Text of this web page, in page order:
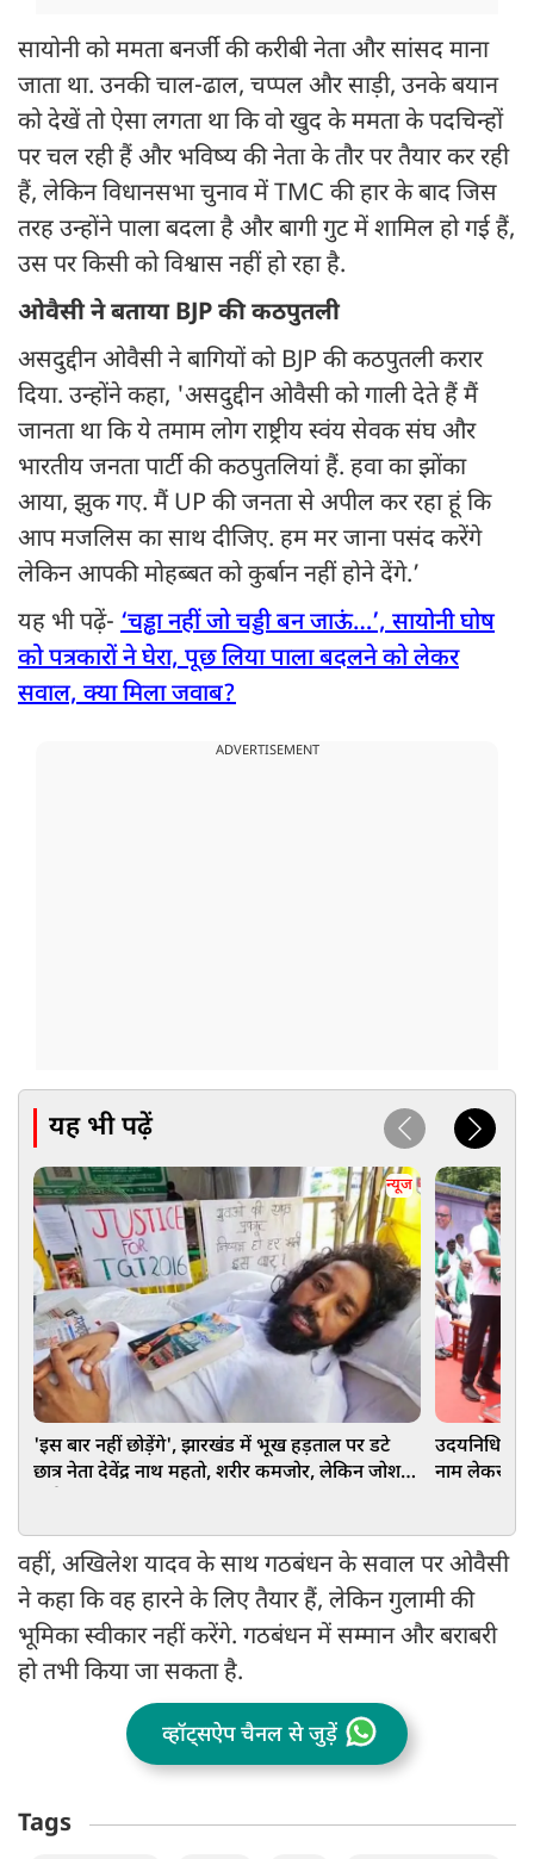
सायोनी को ममता बनर्जी की करीबी नेता और सांसद माना
जाता था. उनकी चाल-ढाल, चप्पल और साड़ी, उनके बयान
को देखें तो ऐसा लगता था कि वो खुद के ममता के पदचिन्हों
पर चल रही हैं और भविष्य की नेता के तौर पर तैयार कर रही
हैं, लेकिन विधानसभा चुनाव में TMC की हार के बाद जिस
तरह उन्होंने पाला बदला है और बागी गुट में शामिल हो गई हैं,
उस पर किसी को विश्वास नहीं हो रहा है.
ओवैसी ने बताया BJP की कठपुतली
असदुद्दीन ओवैसी ने बागियों को BJP की कठपुतली करार
दिया. उन्होंने कहा, 'असदुद्दीन ओवैसी को गाली देते हैं मैं
जानता था कि ये तमाम लोग राष्ट्रीय स्वंय सेवक संघ और
भारतीय जनता पार्टी की कठपुतलियां हैं. हवा का झोंका
आया, झुक गए. मैं UP की जनता से अपील कर रहा हूं कि
आप मजलिस का साथ दीजिए. हम मर जाना पसंद करेंगे
लेकिन आपकी मोहब्बत को कुर्बान नहीं होने देंगे.’
यह भी पढ़ें- ‘चड्ढा नहीं जो चड्डी बन जाऊं…’, सायोनी घोष
को पत्रकारों ने घेरा, पूछ लिया पाला बदलने को लेकर
सवाल, क्या मिला जवाब?
ADVERTISEMENT
यह भी पढ़ें
न्यूज
'इस बार नहीं छोड़ेंगे', झारखंड में भूख हड़ताल पर डटे
छात्र नेता देवेंद्र नाथ महतो, शरीर कमजोर, लेकिन जोश
उदयनिधि
नाम लेकर की
वहीं, अखिलेश यादव के साथ गठबंधन के सवाल पर ओवैसी
ने कहा कि वह हारने के लिए तैयार हैं, लेकिन गुलामी की
भूमिका स्वीकार नहीं करेंगे. गठबंधन में सम्मान और बराबरी
हो तभी किया जा सकता है.
व्हॉट्सऐप चैनल से जुड़ें
Tags